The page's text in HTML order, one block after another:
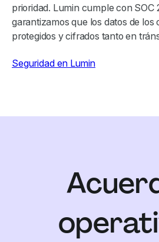
prioridad. Lumin cumple con SOC
garantizamos que los datos de los
protegidos y cifrados tanto en
Seguridad en Lumin